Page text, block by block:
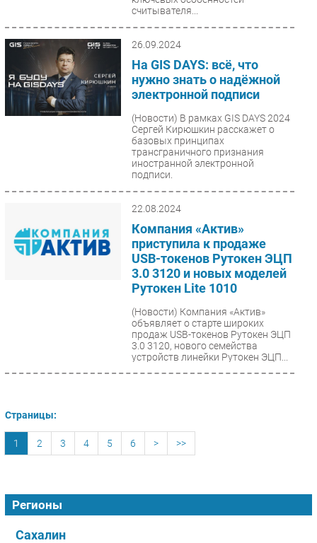
считывателя...
26.09.2024
На GIS DAYS: всё, что
нужно знать о надёжной
электронной подписи
(Новости) В рамках GIS DAYS 2024
Сергей Кирюшкин расскажет о
базовых принципах
трансграничного признания
иностранной электронной
подписи.
22.08.2024
Компания «Актив»
приступила к продаже
USB-токенов Рутокен ЭЦП
3.0 3120 и новых моделей
Рутокен Lite 1010
(Новости) Компания «Актив»
объявляет о старте широких
продаж USB-токенов Рутокен ЭЦП
3.0 3120, нового семейства
устройств линейки Рутокен ЭЦП...
Страницы:
1 2 3 4 5 6 > >>
Регионы
Сахалин